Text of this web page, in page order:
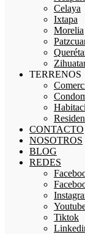
Celaya
Ixtapa
Morelia
TERRENOS
CONTACTO
NOSOTROS
BLOG
REDES
Tiktok